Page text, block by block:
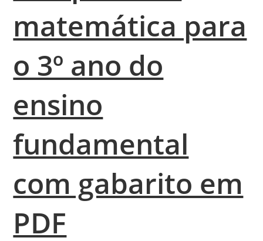
matemática para
o 3º ano do
ensino
fundamental
com gabarito em
PDF